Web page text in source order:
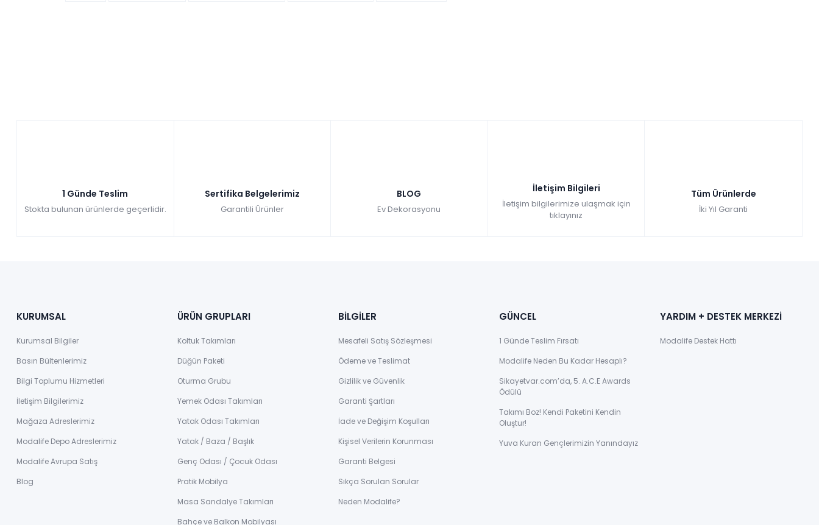
1 Günde Teslim
Stokta bulunan ürünlerde geçerlidir.
Sertifika Belgelerimiz
Garantili Ürünler
BLOG
Ev Dekorasyonu
İletişim Bilgileri
İletişim bilgilerimize ulaşmak için
tıklayınız
Tüm Ürünlerde
İki Yıl Garanti
KURUMSAL
Kurumsal Bilgiler
Basın Bültenlerimiz
Bilgi Toplumu Hizmetleri
İletişim Bilgilerimiz
Mağaza Adreslerimiz
Modalife Depo Adreslerimiz
Modalife Avrupa Satış
Blog
ÜRÜN GRUPLARI
Koltuk Takımları
Düğün Paketi
Oturma Grubu
Yemek Odası Takımları
Yatak Odası Takımları
Yatak / Baza / Başlık
Genç Odası / Çocuk Odası
Pratik Mobilya
Masa Sandalye Takımları
Bahçe ve Balkon Mobilyası
BİLGİLER
Mesafeli Satış Sözleşmesi
Ödeme ve Teslimat
Gizlilik ve Güvenlik
Garanti Şartları
İade ve Değişim Koşulları
Kişisel Verilerin Korunması
Garanti Belgesi
Sıkça Sorulan Sorular
Neden Modalife?
GÜNCEL
1 Günde Teslim Fırsatı
Modalife Neden Bu Kadar Hesaplı?
Sikayetvar.com’da, 5. A.C.E Awards
Ödülü
Takımı Boz! Kendi Paketini Kendin
Oluştur!
Yuva Kuran Gençlerimizin Yanındayız
YARDIM + DESTEK MERKEZİ
Modalife Destek Hattı